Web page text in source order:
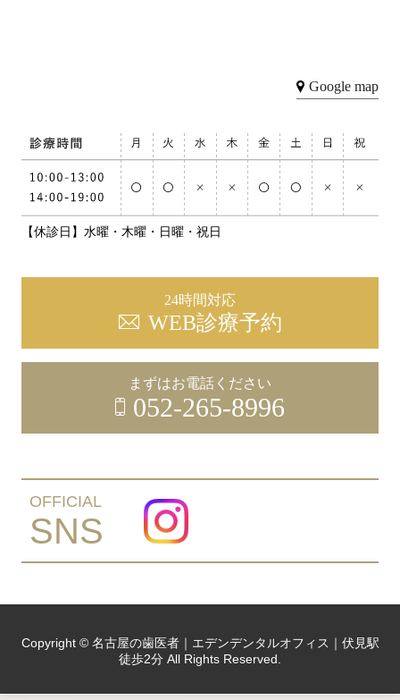
Google map
【休診日】水曜・木曜・日曜・祝日
24時間対応
WEB診療予約
まずはお電話ください
052-265-8996
OFFICIAL
SNS
Copyright © 名古屋の歯医者｜エデンデンタルオフィス｜伏見駅
徒歩2分 All Rights Reserved.